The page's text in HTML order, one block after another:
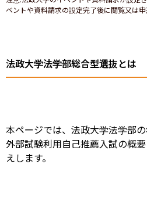
ベントや資料請求の設定完了後に閲覧又は申
法政大学法学部総合型選抜とは
本ページでは、法政大学法学部
外部試験利用自己推薦入試の概
えします。